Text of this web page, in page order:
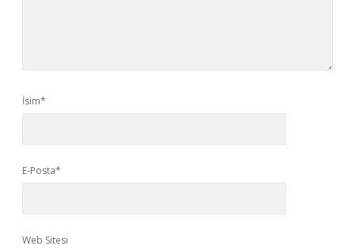
İsim*
E-Posta*
Web Sitesi